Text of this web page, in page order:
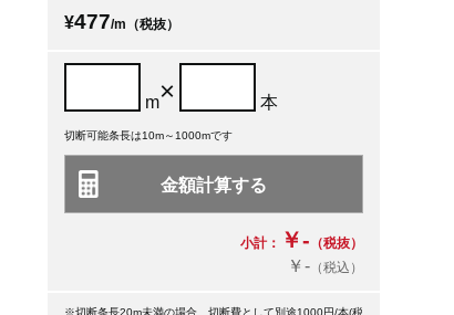
¥477/m（税抜）
m× 本
切断可能条長は10m～1000mです
小計： ￥- （税抜）
￥-（税込）
※切断条長20m未満の場合、切断費として別途1000円/本(税